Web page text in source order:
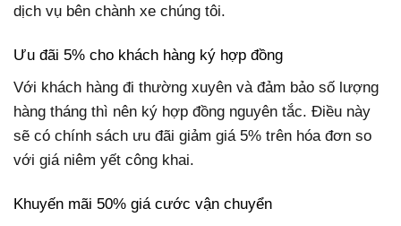
dịch vụ bên chành xe chúng tôi.
Ưu đãi 5% cho khách hàng ký hợp đồng
Với khách hàng đi thường xuyên và đảm bảo số lượng
hàng tháng thì nên ký hợp đồng nguyên tắc. Điều này
sẽ có chính sách ưu đãi giảm giá 5% trên hóa đơn so
với giá niêm yết công khai.
Khuyến mãi 50% giá cước vận chuyển